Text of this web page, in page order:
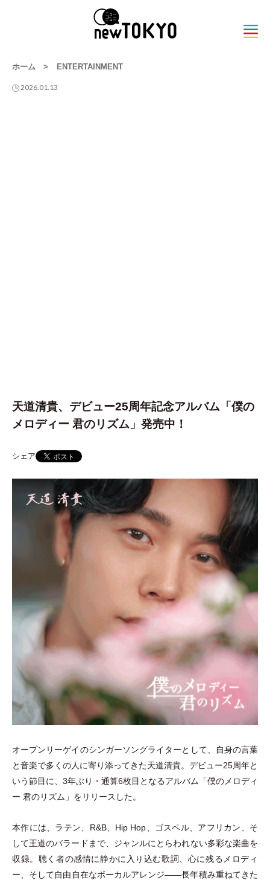
ホーム > ENTERTAINMENT
2026.01.13
天道清貴、デビュー25周年記念アルバム「僕の
メロディー 君のリズム」発売中！
シェア
オープンリーゲイのシンガーソングライターとして、自身の言葉
と音楽で多くの人に寄り添ってきた天道清貴。デビュー25周年と
いう節目に、3年ぶり ・ 通算6枚目となるアルバム 「僕のメロディ
ー 君のリズム 」 をリリースした。
本作には、ラテン、R&B、Hip Hop、ゴスペル、アフリカン、そ
して王道のバラードまで、ジャンルにとらわれない多彩な楽曲を
収録。聴く者の感情に静かに入り込む歌詞、心に残るメロディ
ー、そして自由自在なボーカルアレンジ——長年積み重ねてきた